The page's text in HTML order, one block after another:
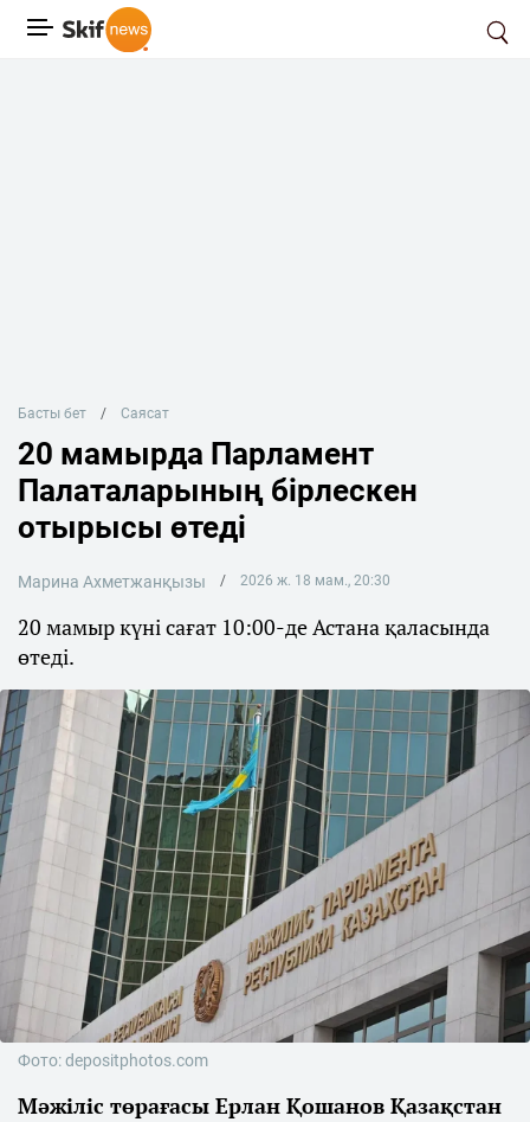
Басты бет Саясат
20 мамырда Парламент
Палаталарының бірлескен
отырысы өтеді
Марина Ахметжанқызы 2026 ж. 18 мам., 20:30
20 мамыр күні сағат 10:00-де Астана қаласында
өтеді.
Фото: depositphotos.com
Мәжіліс төрағасы Ерлан Қошанов Қазақстан